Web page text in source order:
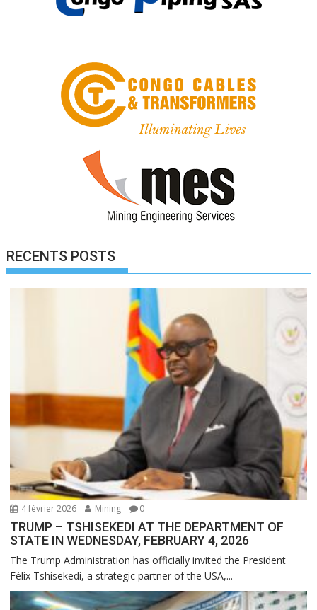
RECENTS POSTS
4 février 2026 Mining 0
TRUMP – TSHISEKEDI AT THE DEPARTMENT OF
STATE IN WEDNESDAY, FEBRUARY 4, 2026
The Trump Administration has officially invited the President
Félix Tshisekedi, a strategic partner of the USA,...